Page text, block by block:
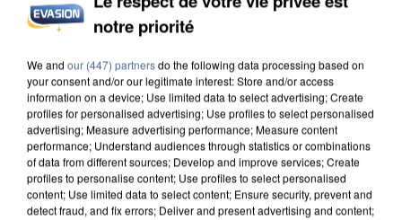
UNE TOURISTE DE L’OISE EMPORTÉE PAR UNE
COULÉE DE BOUE EN HAUTE-SAVOIE
notre priorité
We and our (447) partnersdo the following data processing based on
your consent and/or our legitimate interest: Store and/or access
information on a device; Use limited data to select advertising; Create
profiles for personalised advertising; Use profiles to select personalised
advertising; Measure advertising performance; Measure content
performance; Understand audiences through statistics or combinations
of data from different sources; Develop and improve services; Create
profiles to personalise content; Use profiles to select personalised
content; Use limited data to select content; Ensure security, prevent and
detect fraud, and fix errors; Deliver and present advertising and content;